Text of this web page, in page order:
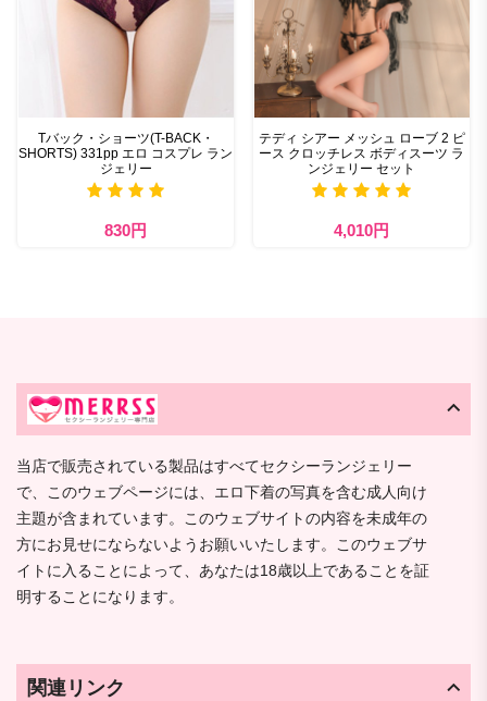
Tバック・ショーツ(T-BACK・
SHORTS) 331pp エロ コスプレ ラン
ジェリー
830円
テディ シアー メッシュ ローブ 2 ピ
ース クロッチレス ボディスーツ ラ
ンジェリー セット
4,010円
当店で販売されている製品はすべてセクシーランジェリー
で、このウェブページには、エロ下着の写真を含む成人向け
主題が含まれています。このウェブサイトの内容を未成年の
方にお見せにならないようお願いいたします。このウェブサ
イトに入ることによって、あなたは18歳以上であることを証
明することになります。
関連リンク